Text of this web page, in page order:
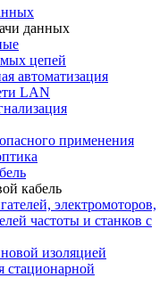
данных
цепей
автоматизация
LAN
применения
кабель
электромоторов,
частоты и станков с
изоляцией
стационарной